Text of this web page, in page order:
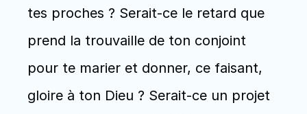
tes proches ? Serait-ce le retard que
prend la trouvaille de ton conjoint
pour te marier et donner, ce faisant,
gloire à ton Dieu ? Serait-ce un projet